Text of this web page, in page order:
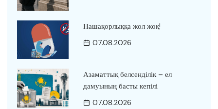
Нашақорлыққа жол жоқ!
07.08.2026
Азаматтық белсенділік – ел
дамуының басты кепілі
07.08.2026